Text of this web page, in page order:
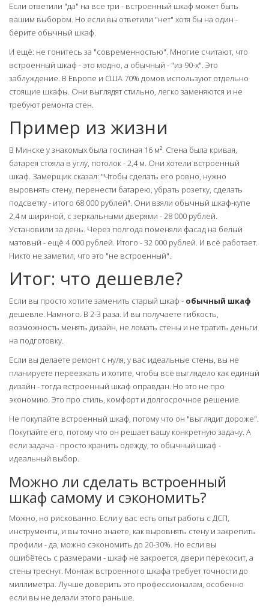
Если ответили "да" на все три - встроенный шкаф может быть
вашим выбором. Но если вы ответили "нет" хотя бы на один -
берите обычный шкаф.
И ещё: не гонитесь за "современностью". Многие считают, что
встроенный шкаф - это модно, а обычный - "из 90-х". Это
заблуждение. В Европе и США 70% домов используют отдельно
стоящие шкафы. Они выглядят стильно, легко заменяются и не
требуют ремонта стен.
Пример из жизни
В Минске у знакомых была гостиная 16 м². Стена была кривая,
батарея стояла в углу, потолок - 2,4 м. Они хотели встроенный
шкаф. Замерщик сказал: "Чтобы сделать его ровно, нужно
выровнять стену, перенести батарею, убрать розетку, сделать
подсветку - итого 68 000 рублей". Они взяли обычный шкаф-купе
2,4 м шириной, с зеркальными дверями - 28 000 рублей.
Установили за день. Через полгода поменяли фасад на белый
матовый - ещё 4 000 рублей. Итого - 32 000 рублей. И всё работает.
Никто не заметил, что это "не встроенный".
Итог: что дешевле?
Если вы просто хотите заменить старый шкаф - обычный шкаф
дешевле. Намного. В 2-3 раза. И вы получаете гибкость,
возможность менять дизайн, не ломать стены и не тратить деньги
на подготовку.
Если вы делаете ремонт с нуля, у вас идеальные стены, вы не
планируете переезжать и хотите, чтобы всё выглядело как единый
дизайн - тогда встроенный шкаф оправдан. Но это не про
экономию. Это про стиль, комфорт и долгосрочное решение.
Не покупайте встроенный шкаф, потому что он "выглядит дороже".
Покупайте его, потому что он решает вашу конкретную задачу. А
если задача - просто хранить одежду, то обычный шкаф -
идеальный выбор.
Можно ли сделать встроенный
шкаф самому и сэкономить?
Можно, но рискованно. Если у вас есть опыт работы с ДСП,
инструменты, и вы точно знаете, как выровнять стену и закрепить
профили - да, можно сэкономить до 20-30%. Но если вы
ошибётесь с размерами - шкаф не закроется, двери перекосит, а
стены треснут. Монтаж встроенного шкафа требует точности до
миллиметра. Лучше доверить это профессионалам, особенно
если вы не делали этого раньше.